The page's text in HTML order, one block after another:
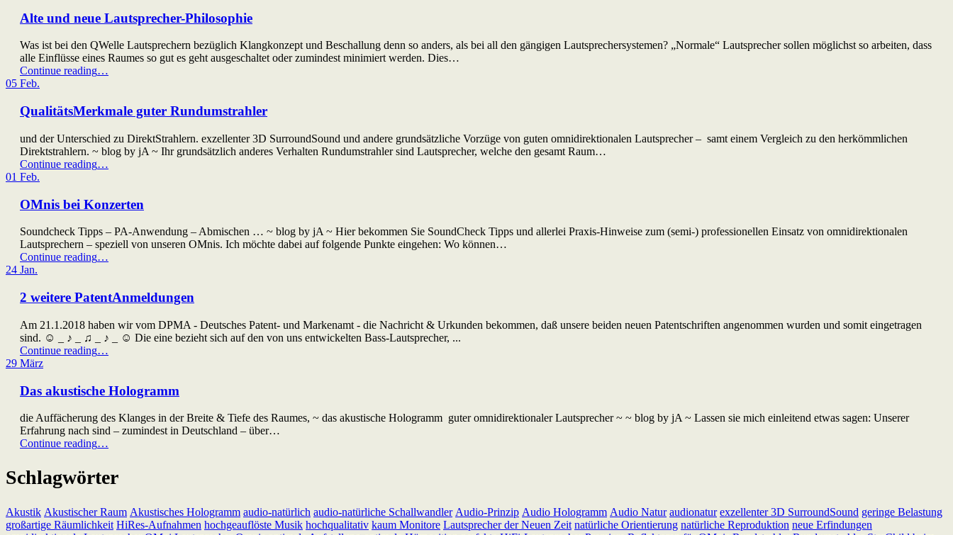
Alte und neue Lautsprecher-Philosophie
Was ist bei den QWelle Lautsprechern bezüglich Klangkonzept und Beschallung denn so anders, als bei all den gängigen Lautsprechersystemen? „Normale“ Lautsprecher sollen möglichst so arbeiten, dass
alle Einflüsse eines Raumes so gut es geht ausgeschaltet oder zumindest minimiert werden. Dies…
Continue reading“Alte
Lautsprecher-
Philosophie”
…
05 Feb.
QualitätsMerkmale guter Rundumstrahler
und der Unterschied zu DirektStrahlern. exzellenter 3D SurroundSound und andere grundsätzliche Vorzüge von guten omnidirektionalen Lautsprecher – samt einem Vergleich zu den herkömmlichen
Direktstrahlern. ~ blog by jA ~ Ihr grundsätzlich anderes Verhalten Rundumstrahler sind Lautsprecher, welche den gesamt Raum…
Continue reading“QualitätsMerkmale
…
01 Feb.
OMnis bei Konzerten
Soundcheck Tipps – PA-Anwendung – Abmischen … ~ blog by jA ~ Hier bekommen Sie SoundCheck Tipps und allerlei Praxis-Hinweise zum (semi-) professionellen Einsatz von omnidirektionalen
Lautsprechern – speziell von unseren OMnis. Ich möchte dabei auf folgende Punkte eingehen: Wo können…
Continue reading“OMnis
…
24 Jan.
2 weitere PatentAnmeldungen
Am 21.1.2018 haben wir vom DPMA - Deutsches Patent- und Markenamt - die Nachricht & Urkunden bekommen, daß unsere beiden neuen Patentschriften angenommen wurden und somit eingetragen
sind. ☺ _ ♪ _ ♫ _ ♪ _ ☺ Die eine bezieht sich auf den von uns entwickelten Bass-Lautsprecher, ...
Continue reading“2…
29 März
Das akustische Hologramm
die Auffächerung des Klanges in der Breite & Tiefe des Raumes, ~ das akustische Hologramm guter omnidirektionaler Lautsprecher ~ ~ blog by jA ~ Lassen sie mich einleitend etwas sagen: Unserer
Erfahrung nach sind – zumindest in Deutschland – über…
Continue reading“Das
…
Schlagwörter
Akustik Akustischer Raum Akustisches Hologramm audio-natürlich audio-natürliche Schallwandler Audio-Prinzip Audio Hologramm Audio Natur audionatur exzellenter 3D SurroundSound geringe Belastung
großartige Räumlichkeit HiRes-Aufnahmen hochgeauflöste Musik hochqualitativ kaum Monitore Lautsprecher der Neuen Zeit natürliche Orientierung natürliche Reproduktion neue Erfindungen